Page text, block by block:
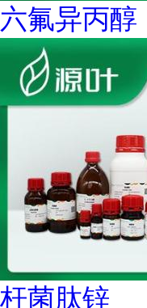
六氟异丙醇
杆菌肽锌